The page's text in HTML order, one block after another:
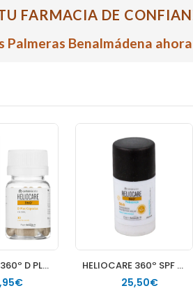
FARMACIA DE
Palmeras Benalmádena